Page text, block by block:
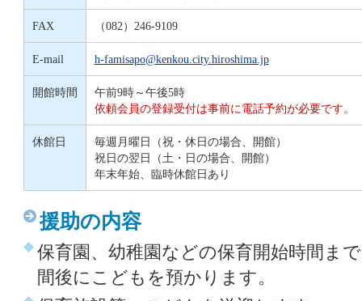
FAX （082）246-9109
E-mail h-famisapo@kenkou.city.hiroshima.jp
開館時間
午前9時～午後5時
依頼会員の登録受付は事前に電話予約が必要です。
休館日
毎週月曜日（祝・休日の場合、開館）
祝日の翌日（土・日の場合、開館）
年末年始、臨時休館日あり
援助の内容
保育園、幼稚園などの保育開始時間ま
間後にこどもを預かります。